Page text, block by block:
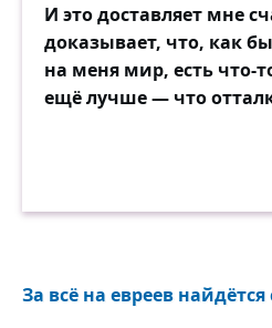
И это доставляет мне
доказывает, что, как
на меня мир, есть что-
ещё лучше — что
За всё на евреев